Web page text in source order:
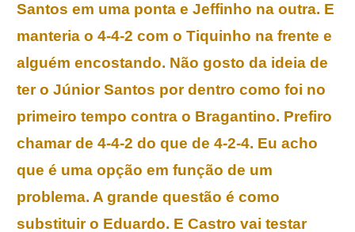
Santos em uma ponta e Jeffinho na outra. E
manteria o 4-4-2 com o Tiquinho na frente e
alguém encostando. Não gosto da ideia de
ter o Júnior Santos por dentro como foi no
primeiro tempo contra o Bragantino. Prefiro
chamar de 4-4-2 do que de 4-2-4. Eu acho
que é uma opção em função de um
problema. A grande questão é como
substituir o Eduardo. E Castro vai testar